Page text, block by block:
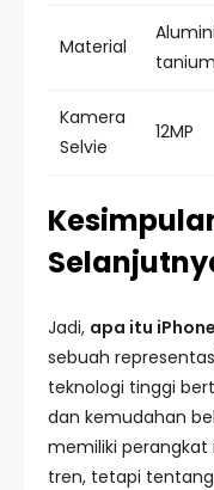
Material
tanium
Kamera
Selvie
12MP
Jadi, apa itu
sebuah
teknologi tinggi
dan kemudahan
memiliki perangkat
tren, tetapi